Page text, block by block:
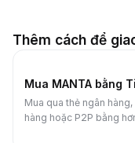
Thêm cách để
Mua MANTA bằng
Mua qua thẻ ngân
hàng hoặc P2P bằng